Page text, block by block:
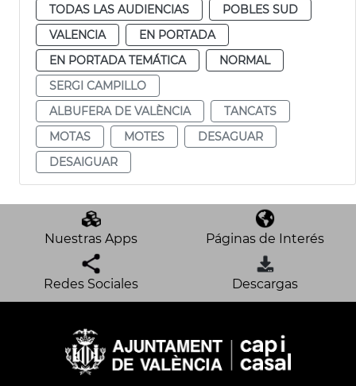
TODAS LAS AUDIENCIAS
POBLES SUD
VALENCIA
EN PORTADA
EN PORTADA TEMÁTICA
NORMAL
SERGI CAMPILLO
ALBUFERA DE VALÈNCIA
TANCATS
MOTAS
MOTES
DESAGUAR
DESAIGUAR
Nuestras Apps Páginas de Interés
Redes Sociales Descargas